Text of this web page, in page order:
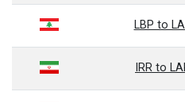
LBP to
IRR to